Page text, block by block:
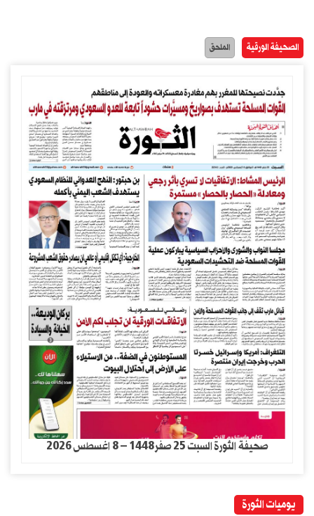
الصحيفة الورقية الملحق
صحيفة الثورة السبت 25 صفر1448 – 8 اغسطس 2026
يوميات الثورة